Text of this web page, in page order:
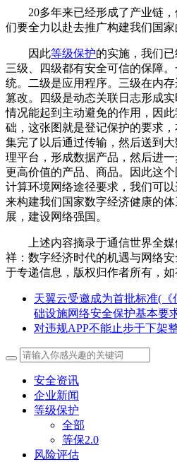
20多年来已经形成了产业链，
们要全力以赴去推广构建我们国家
因此等级保护的实施，我们已
三级、四级都有安全可信的保障
统。二级是应用程序。三级在内
篡改。四级是动态关联日志形成
情况能起到主动避免的作用，因
础，这张图就是登记保护的要求
集完了以后通过传输，然后送到
理平台，形成数据产品，然后进
更高价值的产品、商品。因此这
计算环境网络途径要求，我们可
来构建我们国家数字经济健康的
展，建设网络强国。
上述内容摘录于通信世界全媒
祥：数字经济时代的机遇与网络
于专递信息，版权归作者所有，如
天翼云受邀成为首批标准(
础设施网络安全保护基本要
对违规APP不能止步于下架
安全资讯
企业新闻
等级保护
全部
等保2.0
风险评估